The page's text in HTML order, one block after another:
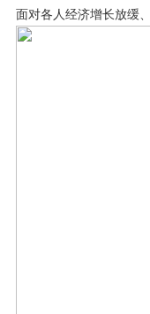
面对各人经济增长放缓